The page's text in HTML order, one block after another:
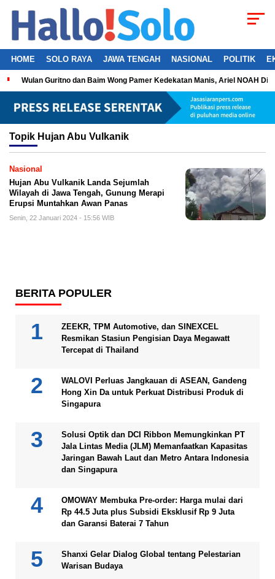
HOME SOLO RAYA JAWA TENGAH NASIONAL POLITIK
Wulan Guritno dan Baim Wong Pamer Kedekatan Manis, Ariel NOAH
Topik Hujan Abu Vulkanik
Nasional
Hujan Abu Vulkanik Landa Sejumlah
Wilayah di Jawa Tengah, Gunung Merapi
Erupsi Muntahkan Awan Panas
Senin, 22 Januari 2024 - 15:56 WIB
BERITA POPULER
ZEEKR, TPM Automotive, dan SINEXCEL
Resmikan Stasiun Pengisian Daya Megawatt
Tercepat di Thailand
WALOVI Perluas Jangkauan di ASEAN, Gandeng
Hong Xin Da untuk Perkuat Distribusi Produk di
Singapura
Solusi Optik dan DCI Ribbon Memungkinkan PT
Jala Lintas Media (JLM) Memanfaatkan Kapasitas
Jaringan Bawah Laut dan Metro Antara Indonesia
dan Singapura
OMOWAY Membuka Pre-order: Harga mulai dari
Rp 44.5 Juta plus Subsidi Eksklusif Rp 9 Juta
dan Garansi Baterai 7 Tahun
Shanxi Gelar Dialog Global tentang Pelestarian
Warisan Budaya